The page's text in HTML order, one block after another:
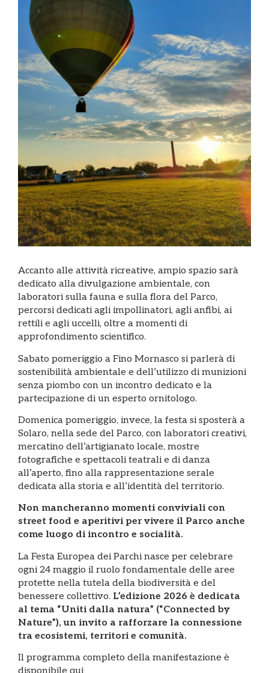
Accanto alle attività ricreative, ampio spazio sarà
dedicato alla divulgazione ambientale, con
laboratori sulla fauna e sulla flora del Parco,
percorsi dedicati agli impollinatori, agli anfibi, ai
rettili e agli uccelli, oltre a momenti di
approfondimento scientifico.
Sabato pomeriggio a Fino Mornasco si parlerà di
sostenibilità ambientale e dell’utilizzo di munizioni
senza piombo con un incontro dedicato e la
partecipazione di un esperto ornitologo.
Domenica pomeriggio, invece, la festa si sposterà a
Solaro, nella sede del Parco, con laboratori creativi,
mercatino dell’artigianato locale, mostre
fotografiche e spettacoli teatrali e di danza
all’aperto, fino alla rappresentazione serale
dedicata alla storia e all’identità del territorio.
Non mancheranno momenti conviviali con
street food e aperitivi per vivere il Parco anche
come luogo di incontro e socialità.
La Festa Europea dei Parchi nasce per celebrare
ogni 24 maggio il ruolo fondamentale delle aree
protette nella tutela della biodiversità e del
benessere collettivo. L’edizione 2026 è dedicata
al tema “Uniti dalla natura” (“Connected by
Nature”), un invito a rafforzare la connessione
tra ecosistemi, territori e comunità.
Il programma completo della manifestazione è